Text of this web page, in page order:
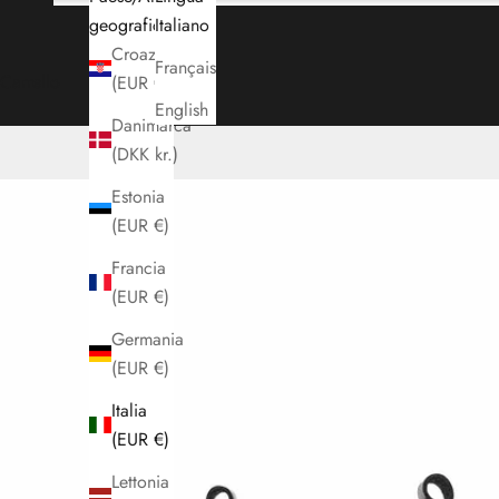
geografica
Croazia
(EUR €)
Danimarca
(DKK kr.)
Estonia
(EUR €)
Francia
(EUR €)
Germania
(EUR €)
Italia
(EUR €)
Lettonia
Italiano
Français
English